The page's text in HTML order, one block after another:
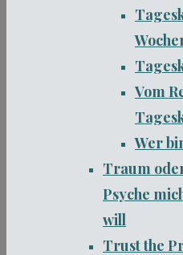
Vom
Wer
Traum
Psyche
will
Trust the